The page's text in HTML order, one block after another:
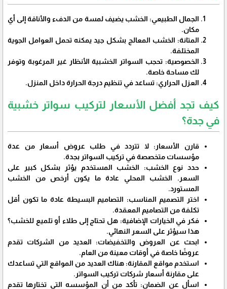
الجمال الطبيعي: الخشب يضيف لمسة من الدفء والأناقة إلى أي
مكان.
المتانة: الخشب المعالج بشكل جيد يمكنه تحمل العوامل الجوية
المختلفة.
الخصوصية: تحجب السواتر الخشبية الأنظار غير المرغوبة وتوفر
لك مساحة خاصة.
العزل الحراري: تساعد في تنظيم درجة الحرارة داخل المنزل.
كيف تجد أفضل الأسعار لتركيب سواتر خشبية
في جدة؟
قارن الأسعار: لا تتردد في طلب عروض أسعار من عدة
مؤسسات متخصصة في تركيب السواتر بجدة.
حدد نوع الخشب: الخشب المستخدم يؤثر بشكل كبير على
السعر. الخشب المحلي عادة ما يكون أرخص من الخشب
المستورد.
اختر التصميم المناسب: التصاميم البسيطة عادة ما تكون أقل
تكلفة من التصاميم المعقدة.
فكر في الخيارات الإضافية: هل تحتاج إلى طلاء أو تلميع للخشب؟
هذا سيؤثر على السعر النهائي.
ابحث عن العروض والتخفيضات: العديد من الشركات تقدم
عروضًا خاصة في أوقات معينة من العام.
استخدم مواقع المقارنة: هناك العديد من المواقع التي تساعدك
على مقارنة أسعار شركات تركيب السواتر.
اسأل عن الضمان: تأكد من أن المؤسسه التي تختارها تقدم